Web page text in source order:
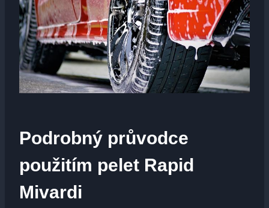
Podrobný průvodce
použitím⁤ pelet Rapid ​
Mivardi